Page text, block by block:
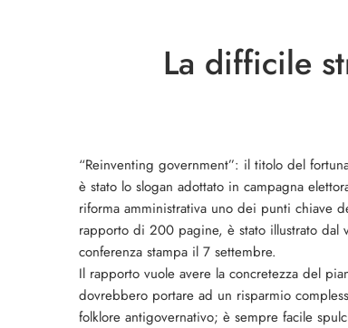
La difficile
“Reinventing government”: il titolo del
è stato lo slogan adottato in campagna
riforma amministrativa uno dei punti chiave
rapporto di 200 pagine, è stato illustrato dal
conferenza stampa il 7 settembre.
Il rapporto vuole avere la concretezza del
dovrebbero portare ad un risparmio
folklore antigovernativo; è sempre facile